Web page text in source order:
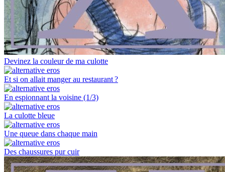
Devinez la couleur de ma culotte
Et si on allait manger au restaurant ?
En espionnant la voisine (1/3)
La culotte bleue
Une queue dans chaque main
Des chaussures pur cuir